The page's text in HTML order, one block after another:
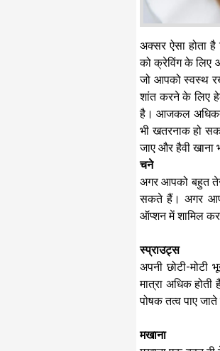
अक्सर ऐसा होता
को क्रेविंग के लिए
जो आपको स्वस्थ
शांत करने के लिए
है। आजकल अधिकतर
भी खतरनाक हो
जाए और हैवी खाना
चने
अगर आपको बहुत
सकते हैं। अगर
ऑप्शन में शामिल
स्प्राउट्स
अपनी छोटी-
मात्रा अधिक
पोषक तत्व पाए
मखाना